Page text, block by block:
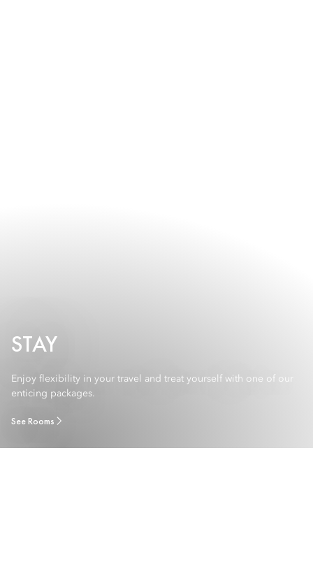
STAY
Enjoy flexibility in your travel and treat yourself with one of our
enticing packages.
See Rooms